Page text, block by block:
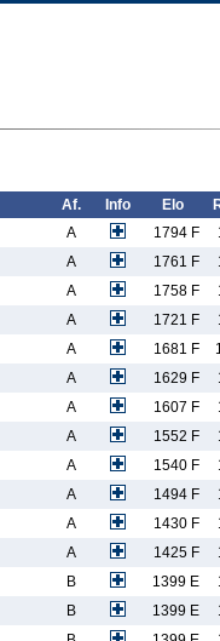
Af. Info Elo
A 1794 F
A 1761 F
A 1758 F
A 1721 F
A 1681 F
A 1629 F
A 1607 F
A 1552 F
A 1540 F
A 1494 F
A 1430 F
A 1425 F
B 1399 E
B 1399 E